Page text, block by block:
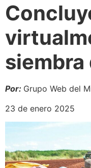
siembra
Por: Grupo Web del
23 de enero 2025